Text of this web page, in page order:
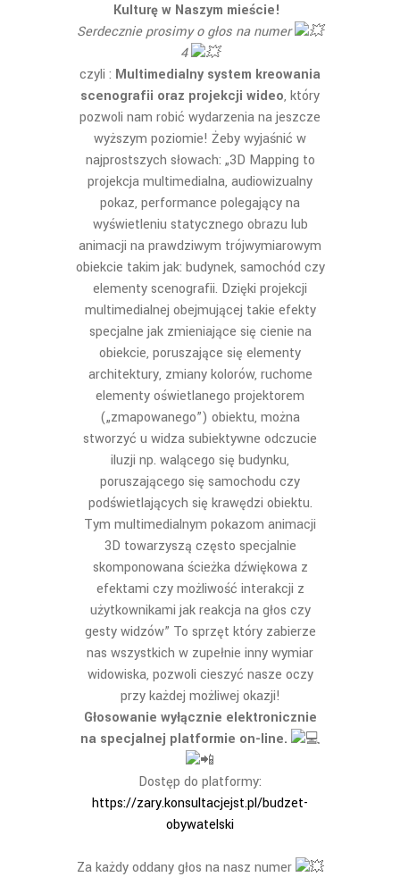
Kulturę w Naszym mieście!
Serdecznie prosimy o głos na numer
4
czyli : Multimedialny system kreowania
scenografii oraz projekcji wideo, który
pozwoli nam robić wydarzenia na jeszcze
wyższym poziomie! Żeby wyjaśnić w
najprostszych słowach: „3D Mapping to
projekcja multimedialna, audiowizualny
pokaz, performance polegający na
wyświetleniu statycznego obrazu lub
animacji na prawdziwym trójwymiarowym
obiekcie takim jak: budynek, samochód czy
elementy scenografii. Dzięki projekcji
multimedialnej obejmującej takie efekty
specjalne jak zmieniające się cienie na
obiekcie, poruszające się elementy
architektury, zmiany kolorów, ruchome
elementy oświetlanego projektorem
(„zmapowanego”) obiektu, można
stworzyć u widza subiektywne odczucie
iluzji np. walącego się budynku,
poruszającego się samochodu czy
podświetlających się krawędzi obiektu.
Tym multimedialnym pokazom animacji
3D towarzyszą często specjalnie
skomponowana ścieżka dźwiękowa z
efektami czy możliwość interakcji z
użytkownikami jak reakcja na głos czy
gesty widzów” To sprzęt który zabierze
nas wszystkich w zupełnie inny wymiar
widowiska, pozwoli cieszyć nasze oczy
przy każdej możliwej okazji!
Głosowanie wyłącznie elektronicznie
na specjalnej platformie on-line.
Dostęp do platformy:
https://zary.konsultacjejst.pl/budzet-
obywatelski
Za każdy oddany głos na nasz numer